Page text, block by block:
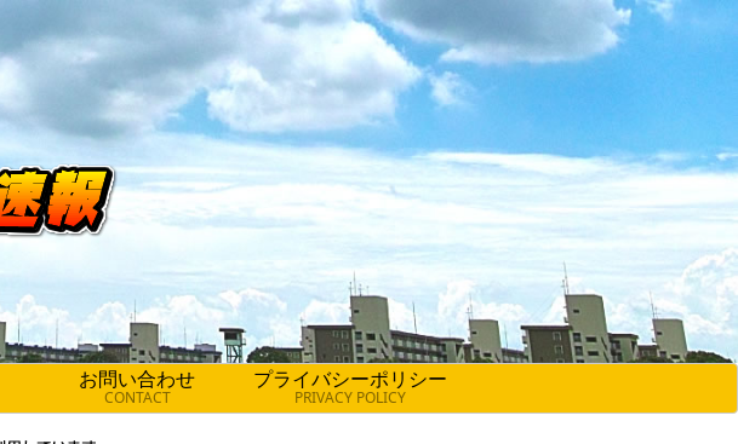
お問い合わせ
CONTACT
プライバシーポリシー
PRIVACY POLICY